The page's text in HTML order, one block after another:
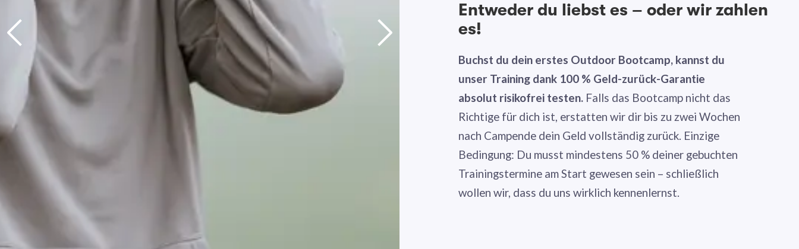
Entweder du liebst es – oder wir zahlen
es!
Buchst du dein erstes Outdoor Bootcamp, kannst du
unser Training dank 100 % Geld-zurück-Garantie
absolut risikofrei testen. Falls das Bootcamp nicht das
Richtige für dich ist, erstatten wir dir bis zu zwei Wochen
nach Campende dein Geld vollständig zurück. Einzige
Bedingung: Du musst mindestens 50 % deiner gebuchten
Trainingstermine am Start gewesen sein – schließlich
wollen wir, dass du uns wirklich kennenlernst.